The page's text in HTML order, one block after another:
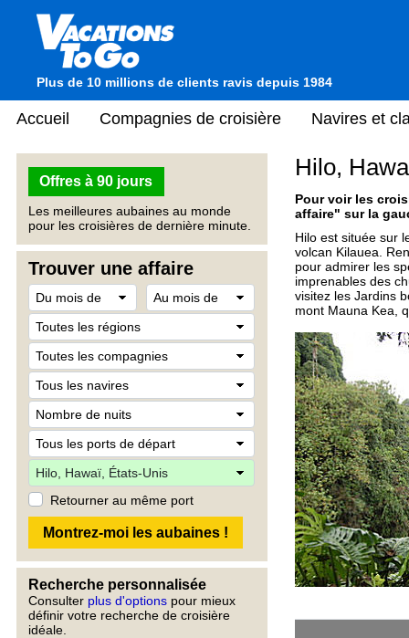
Plus de 10 millions de clients ravis depuis 1984
Accueil Compagnies de croisière Navires et
Offres à 90 jours
Les meilleures aubaines au monde
pour les croisières de dernière minute.
Trouver une affaire
Retourner au même port
Recherche personnalisée
Consulter plus d'options pour mieux
définir votre recherche de croisière
idéale.
Hilo,
Pour voir les
affaire" sur la
Hilo est située sur
volcan Kilauea.
pour admirer les
imprenables des
visitez les Jardins
mont Mauna Kea,